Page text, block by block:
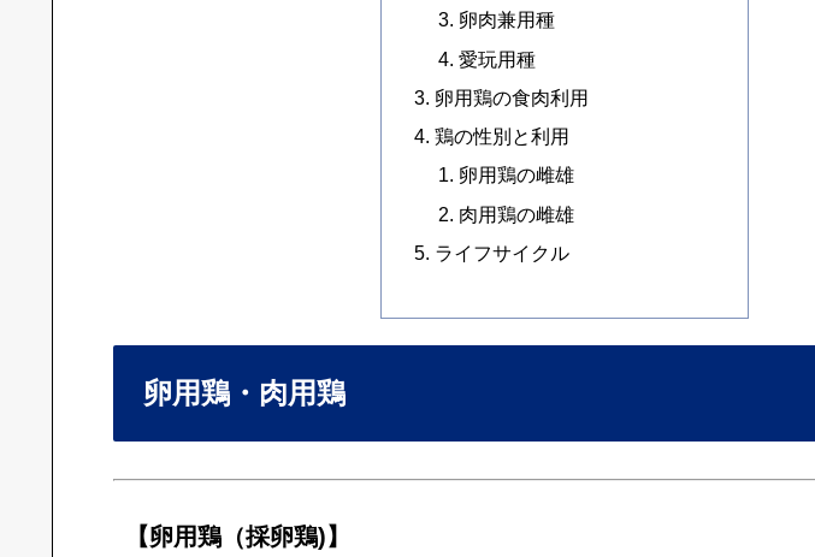
卵肉兼用種
愛玩用種
卵用鶏の食肉利用
鶏の性別と利用
卵用鶏の雌雄
肉用鶏の雌雄
ライフサイクル
卵用鶏・肉用鶏
【卵用鶏（採卵鶏)】